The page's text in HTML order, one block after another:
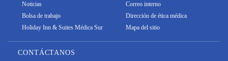
Noticias
Bolsa de trabajo
Holiday Inn & Suites Médica Sur
Correo interno
Dirección de ética médica
Mapa del sitio
CONTÁCTANOS